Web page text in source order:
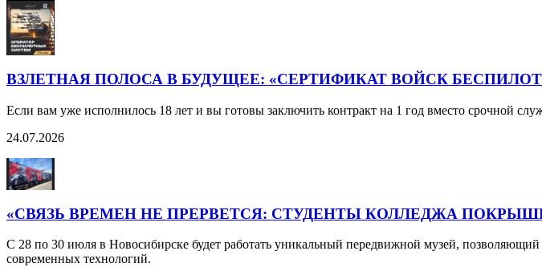
ВЗЛЕТНАЯ ПОЛОСА В БУДУЩЕЕ: «СЕРТИФИКАТ ВОЙСК
Если вам уже исполнилось 18 лет и вы готовы заключить контракт на 1 год вместо срочной
24.07.2026
«СВЯЗЬ ВРЕМЕН НЕ ПРЕРВЕТСЯ: СТУДЕНТЫ КОЛЛЕДЖА
С 28 по 30 июля в Новосибирске будет работать уникальный передвижной музей,
современных технологий.